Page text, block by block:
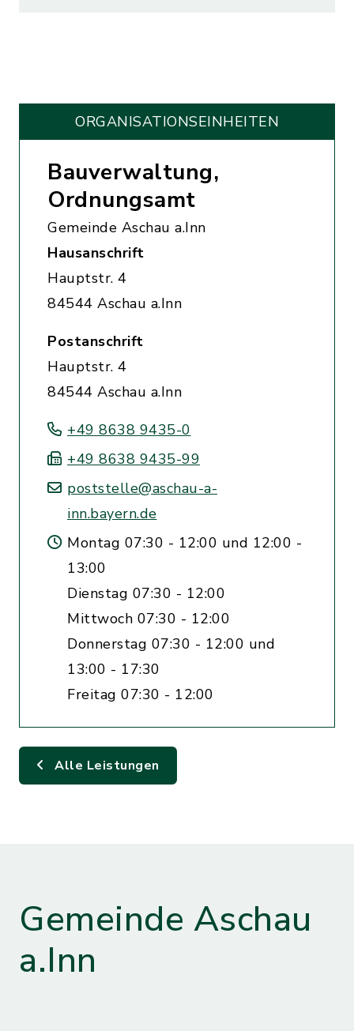
ORGANISATIONS­EINHEITEN
Bauverwaltung,
Ordnungsamt
Gemeinde Aschau a.Inn
Hausanschrift
Hauptstr. 4
84544 Aschau a.Inn
Postanschrift
Hauptstr. 4
84544 Aschau a.Inn
+49 8638 9435-0
+49 8638 9435-99
poststelle@aschau-a-
inn.bayern.de
Montag 07:30 - 12:00 und 12:00 -
13:00
Dienstag 07:30 - 12:00
Mittwoch 07:30 - 12:00
Donnerstag 07:30 - 12:00 und
13:00 - 17:30
Freitag 07:30 - 12:00
Alle Leistungen
Gemeinde Aschau
a.Inn